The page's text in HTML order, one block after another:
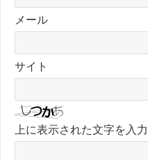
メール
サイト
上に表示された文字を入